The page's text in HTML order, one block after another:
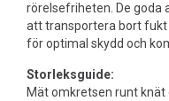
rörelsefriheten. De goda
att transportera bort fukt
för optimal skydd och
Storleksguide:
Mät omkretsen runt knät